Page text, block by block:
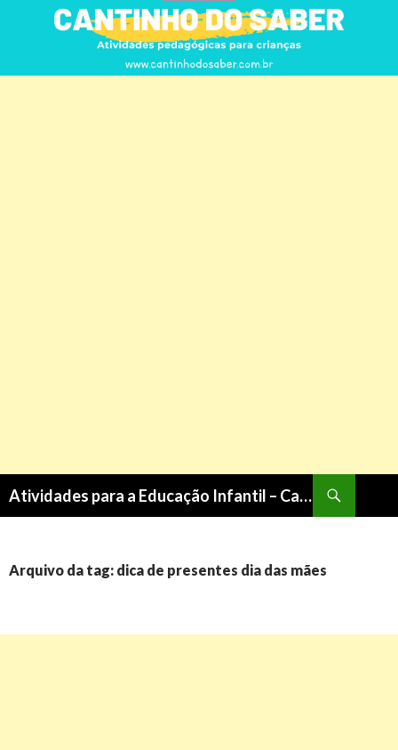
Atividades para a Educação Infantil – Cantinho do Saber
CONTEÚDO
Arquivo da tag: dica de presentes dia das mães